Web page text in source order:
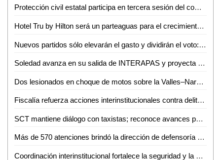
Protección civil estatal participa en tercera sesión del comité técnico estatal de manejo del fuego
Hotel Tru by Hilton será un parteaguas para el crecimiento de Ciudad Valles: Sedeco
Nuevos partidos sólo elevarán el gasto y dividirán el voto: Carlos Solares
Soledad avanza en su salida de INTERAPAS y proyecta nuevas obras para la zona oriente
Dos lesionados en choque de motos sobre la Valles–Naranjo
Fiscalía refuerza acciones interinstitucionales contra delito de extorsión
SCT mantiene diálogo con taxistas; reconoce avances pero persisten malas prácticas
Más de 570 atenciones brindó la dirección de defensoría social durante mayo y junio en Ciudad Valles
Coordinación interinstitucional fortalece la seguridad y la paz en San Luis Potosí